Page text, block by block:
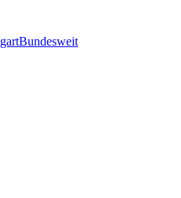
Bundesweit